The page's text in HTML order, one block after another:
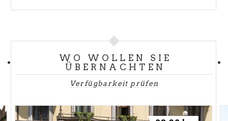
WO WOLLEN SIE
ÜBERNACHTEN
Verfügbarkeit prüfen